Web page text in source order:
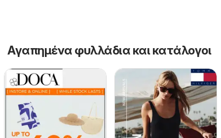
Αγαπημένα φυλλάδια και κατάλογοι